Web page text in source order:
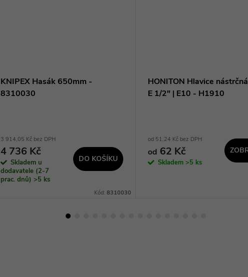
KNIPEX Hasák 650mm -
8310030
3 914,05 Kč bez DPH
4 736 Kč
Skladem u
dodavatele (2-7
prac. dnů) >5 ks
DO KOŠÍKU
Kód: 8310030
HONITON Hlavice
E 1/2" | E10 - H1910
od 51,24 Kč bez DPH
od 62 Kč
Skladem >5 ks